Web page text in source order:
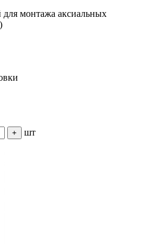
монтажа аксиальных
+ шт